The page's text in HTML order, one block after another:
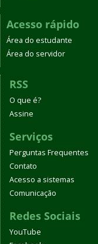
Acesso rápido
Área do estudante
Área do servidor
RSS
O que é?
Assine
Serviços
Perguntas Frequentes
Contato
Acesso a sistemas
Comunicação
Redes Sociais
YouTube